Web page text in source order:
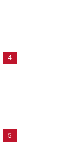
4
5